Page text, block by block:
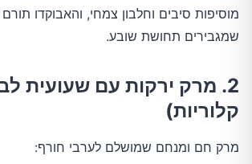
מוסיפות סיבים וחלבון צמחי, והאבוקדו
שמגבירים תחושת שובע.
קלוריות)
מרק חם ומנחם שמושלם לערבי חורף: